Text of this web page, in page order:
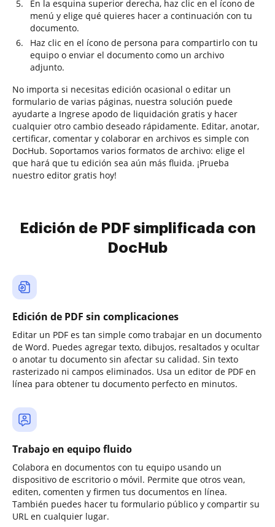
En la esquina superior derecha, haz clic en el ícono de
menú y elige qué quieres hacer a continuación con tu
documento.
Haz clic en el ícono de persona para compartirlo con tu
equipo o enviar el documento como un archivo
adjunto.
No importa si necesitas edición ocasional o editar un
formulario de varias páginas, nuestra solución puede
ayudarte a Ingrese apodo de liquidación gratis y hacer
cualquier otro cambio deseado rápidamente. Editar, anotar,
certificar, comentar y colaborar en archivos es simple con
DocHub. Soportamos varios formatos de archivo: elige el
que hará que tu edición sea aún más fluida. ¡Prueba
nuestro editor gratis hoy!
Edición de PDF simplificada con
DocHub
Edición de PDF sin complicaciones
Editar un PDF es tan simple como trabajar en un documento
de Word. Puedes agregar texto, dibujos, resaltados y ocultar
o anotar tu documento sin afectar su calidad. Sin texto
rasterizado ni campos eliminados. Usa un editor de PDF en
línea para obtener tu documento perfecto en minutos.
Trabajo en equipo fluido
Colabora en documentos con tu equipo usando un
dispositivo de escritorio o móvil. Permite que otros vean,
editen, comenten y firmen tus documentos en línea.
También puedes hacer tu formulario público y compartir su
URL en cualquier lugar.